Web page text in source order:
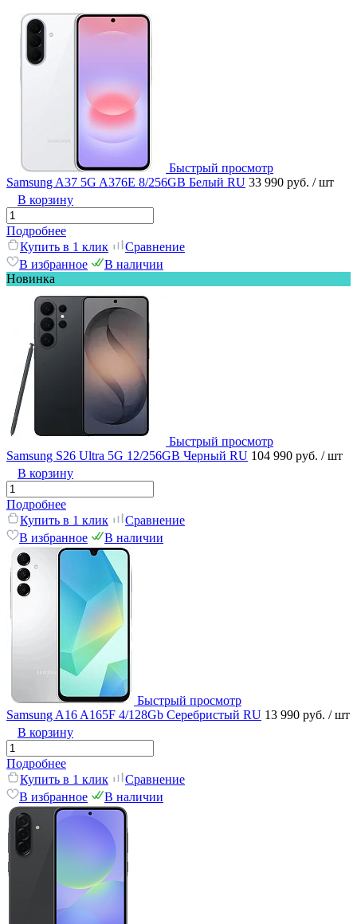
Быстрый просмотр
Samsung A37 5G A376E 8/256GB Белый RU 33 990 руб. / шт
В корзину
Подробнее
Купить в 1 клик
Сравнение
В избранное
В наличии
Новинка
Быстрый просмотр
Samsung S26 Ultra 5G 12/256GB Черный RU 104 990 руб. / шт
В корзину
Подробнее
Купить в 1 клик
Сравнение
В избранное
В наличии
Быстрый просмотр
Samsung A16 A165F 4/128Gb Серебристый RU 13 990 руб. / шт
В корзину
Подробнее
Купить в 1 клик
Сравнение
В избранное
В наличии